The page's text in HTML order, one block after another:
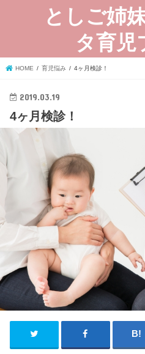
としご姉
タ育児
HOME 育児悩み 4ヶ月検診！
2019.03.19
4ヶ月検診！